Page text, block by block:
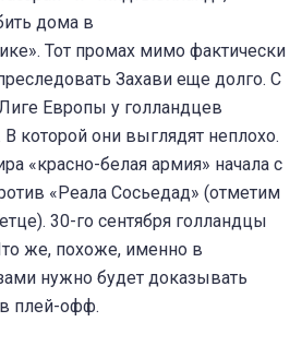
дома в
Тот промах мимо фактически
Захави еще долго. С
Европы у голландцев
которой они выглядят неплохо.
«красно-белая армия» начала с
«Реала Сосьедад» (отметим
30-го сентября голландцы
же, похоже, именно в
нужно будет доказывать
плей-офф.